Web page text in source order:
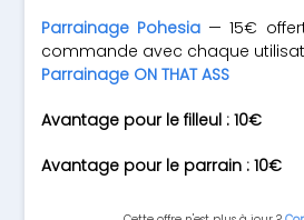
Parrainage Pohesia — 15€
commande avec chaque
Parrainage ON THAT ASS
Avantage pour le filleul : 10€
Avantage pour le parrain : 10€